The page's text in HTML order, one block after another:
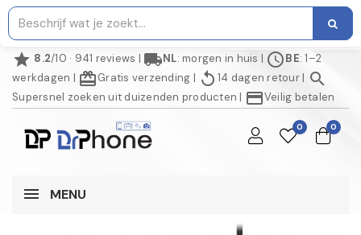
star 8.2/10 · 941 reviews | local_shippingNL: morgen in huis | scheduleBE: 1–2
werkdagen | redeemGratis verzending | replay 14 dagen retour| search
Supersnel zoeken uit duizenden producten | credit_cardVeilig betalen
0 0
MENU